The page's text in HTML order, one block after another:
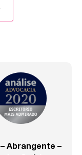
– Abrangente –